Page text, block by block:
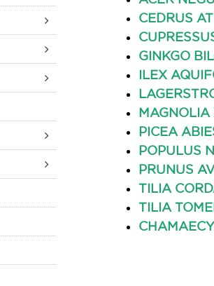
CEDRUS
GINKGO
ILEX
PICEA
POPULUS
PRUNUS
TILIA
TILIA